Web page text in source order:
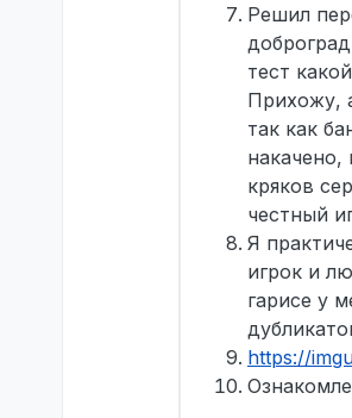
Решил
тест
Прихожу,
так как
накачено,
кряков
честный
Я
игрок и
гарисе у
https://